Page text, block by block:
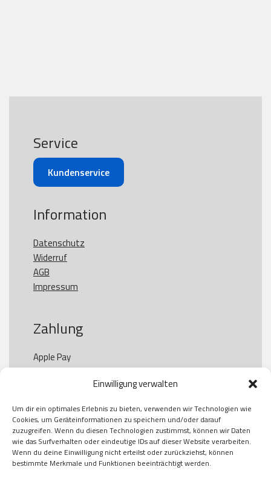
Einwilligung verwalten
Um dir ein optimales Erlebnis zu bieten, verwenden wir Technologien wie
Cookies, um Geräteinformationen zu speichern und/oder darauf
zuzugreifen. Wenn du diesen Technologien zustimmst, können wir Daten
wie das Surfverhalten oder eindeutige IDs auf dieser Website verarbeiten.
Wenn du deine Einwilligung nicht erteilst oder zurückziehst, können
bestimmte Merkmale und Funktionen beeinträchtigt werden.
Service
Kundenservice
Information
Datenschutz
Widerruf
AGB
Impressum
Zahlung
Apple Pay
Paypal
Kauf auf Rechung
Klarna
American Express